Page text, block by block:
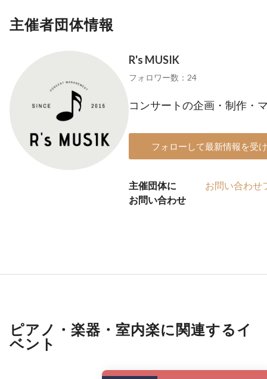
主催者団体情報
R's MUSIK
フォロワー数：24
コンサートの企画・制作・
フォローして最新情報を受
主催団体に
お問い合わせ
お問い合わせ
ピアノ・楽器・室内楽に関連するイ
ベント